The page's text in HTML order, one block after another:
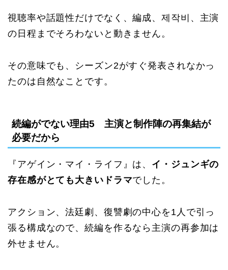
視聴率や話題性だけでなく、編成、제작비、主演
の日程までそろわないと動きません。
その意味でも、シーズン2がすぐ発表されなかっ
たのは自然なことです。
続編がでない理由5 主演と制作陣の再集結が
必要だから
『アゲイン・マイ・ライフ』は、 イ・ジュンギの
存在感がとても大きいドラマでした。
アクション、法廷劇、復讐劇の中心を1人で引っ
張る構成なので、続編を作るなら主演の再参加は
外せません。